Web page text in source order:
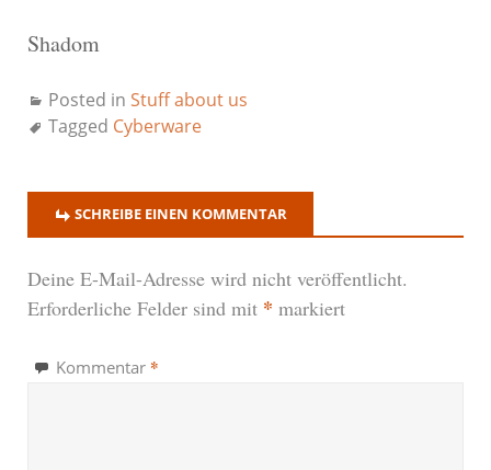
Shadom
Posted in Stuff about us
Tagged Cyberware
SCHREIBE EINEN KOMMENTAR
Deine E-Mail-Adresse wird nicht veröffentlicht.
Erforderliche Felder sind mit * markiert
Kommentar *